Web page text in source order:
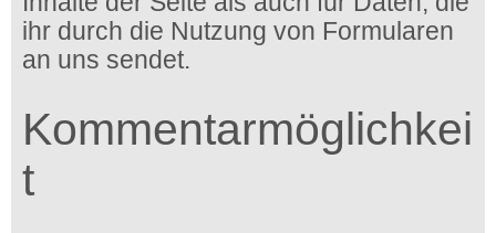
ihr durch die Nutzung von Formularen
an uns sendet.
Kommentarmöglichkei
t